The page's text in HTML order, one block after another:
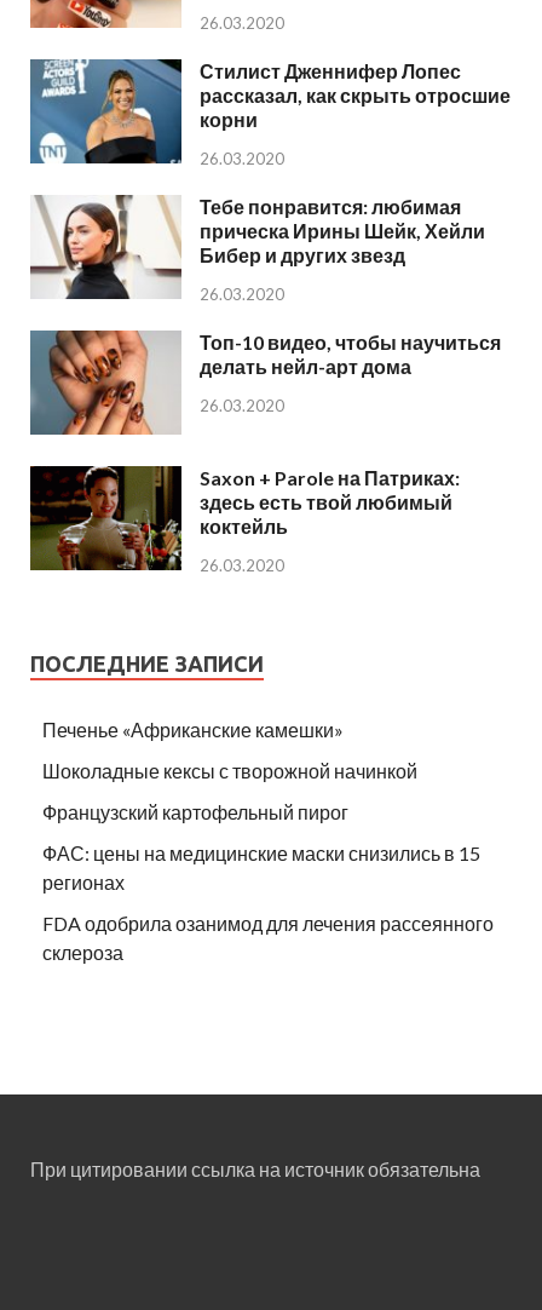
26.03.2020
Стилист Дженнифер Лопес
рассказал, как скрыть отросшие
корни
26.03.2020
Тебе понравится: любимая
прическа Ирины Шейк, Хейли
Бибер и других звезд
26.03.2020
Топ-10 видео, чтобы научиться
делать нейл-арт дома
26.03.2020
Saxon + Parole на Патриках:
здесь есть твой любимый
коктейль
26.03.2020
ПОСЛЕДНИЕ ЗАПИСИ
Печенье «Африканские камешки»
Шоколадные кексы с творожной начинкой
Французский картофельный пирог
ФАС: цены на медицинские маски снизились в 15
регионах
FDA одобрила озанимод для лечения рассеянного
склероза
При цитировании ссылка на источник обязательна